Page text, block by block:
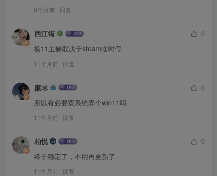
8个月前 回复
西江街
0
换11主要取决于steam啥时停
11个月前 回复
廉氺
0
所以有必要双系统弄个win11吗
11个月前 回复
柏悦
0
终于稳定了，不用再更新了
11个月前 回复